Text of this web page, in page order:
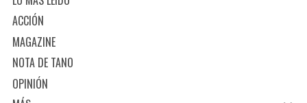
ACCIÓN
MAGAZINE
NOTA DE TANO
OPINIÓN